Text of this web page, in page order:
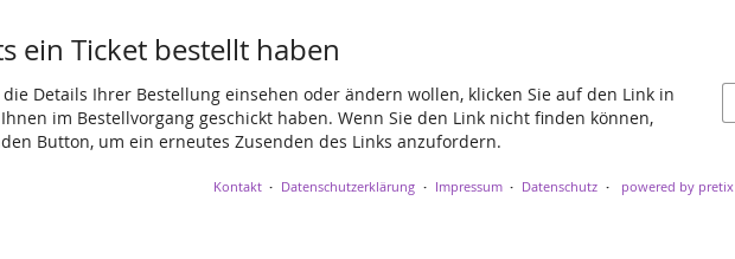
ein Ticket bestellt haben
Details Ihrer Bestellung einsehen oder ändern wollen, klicken Sie auf den Link in
im Bestellvorgang geschickt haben. Wenn Sie den Link nicht finden können,
Button, um ein erneutes Zusenden des Links anzufordern.
Kontakt Datenschutzerklärung Impressum Datenschutz powered by pretix